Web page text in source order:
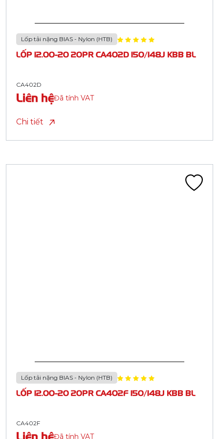
Lốp tải nặng BIAS - Nylon (HTB)
LỐP 12.00-20 20PR CA402D 150/148J KBB BL
CA402D
Liên hệĐã tính VAT
Chi tiết
Lốp tải nặng BIAS - Nylon (HTB)
LỐP 12.00-20 20PR CA402F 150/148J KBB BL
CA402F
Đã tính VAT